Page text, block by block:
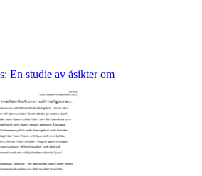
En studie av åsikter om